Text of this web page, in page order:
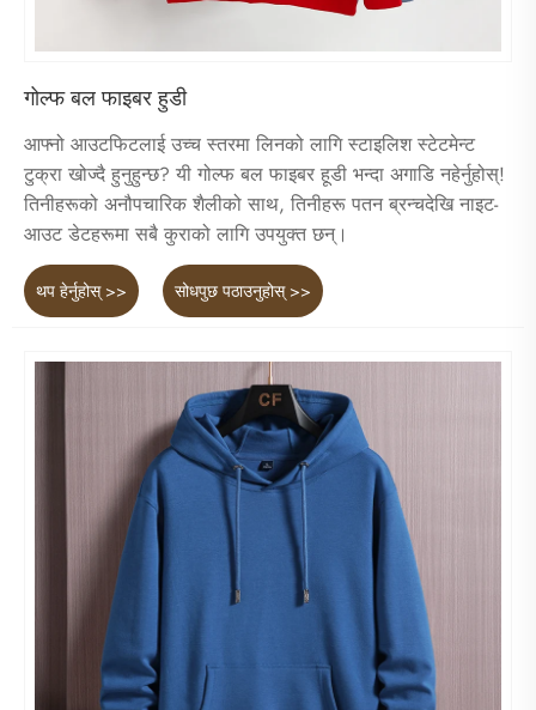
गोल्फ बल फाइबर हुडी
आफ्नो आउटफिटलाई उच्च स्तरमा लिनको लागि स्टाइलिश स्टेटमेन्ट
टुक्रा खोज्दै हुनुहुन्छ? यी गोल्फ बल फाइबर हूडी भन्दा अगाडि नहेर्नुहोस्!
तिनीहरूको अनौपचारिक शैलीको साथ, तिनीहरू पतन ब्रन्चदेखि नाइट-
आउट डेटहरूमा सबै कुराको लागि उपयुक्त छन्।
थप हेर्नुहोस् >> सोधपुछ पठाउनुहोस् >>